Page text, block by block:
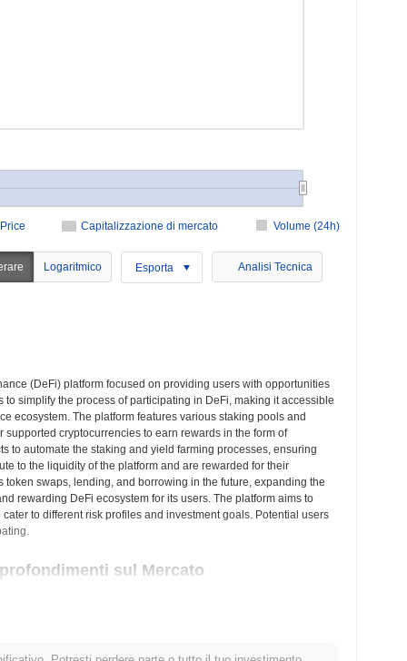
Capitalizzazione di mercato Volume (24h)
Price
Logaritmico Esporta Analisi Tecnica
(DeFi) platform focused on providing users with opportunities
simplify the process of participating in DeFi, making it accessible
ecosystem. The platform features various staking pools and
cryptocurrencies to earn rewards in the form of
to automate the staking and yield farming processes, ensuring
to the liquidity of the platform and are rewarded for their
swaps, lending, and borrowing in the future, expanding the
rewarding DeFi ecosystem for its users. The platform aims to
to different risk profiles and investment goals. Potential users
sul Mercato